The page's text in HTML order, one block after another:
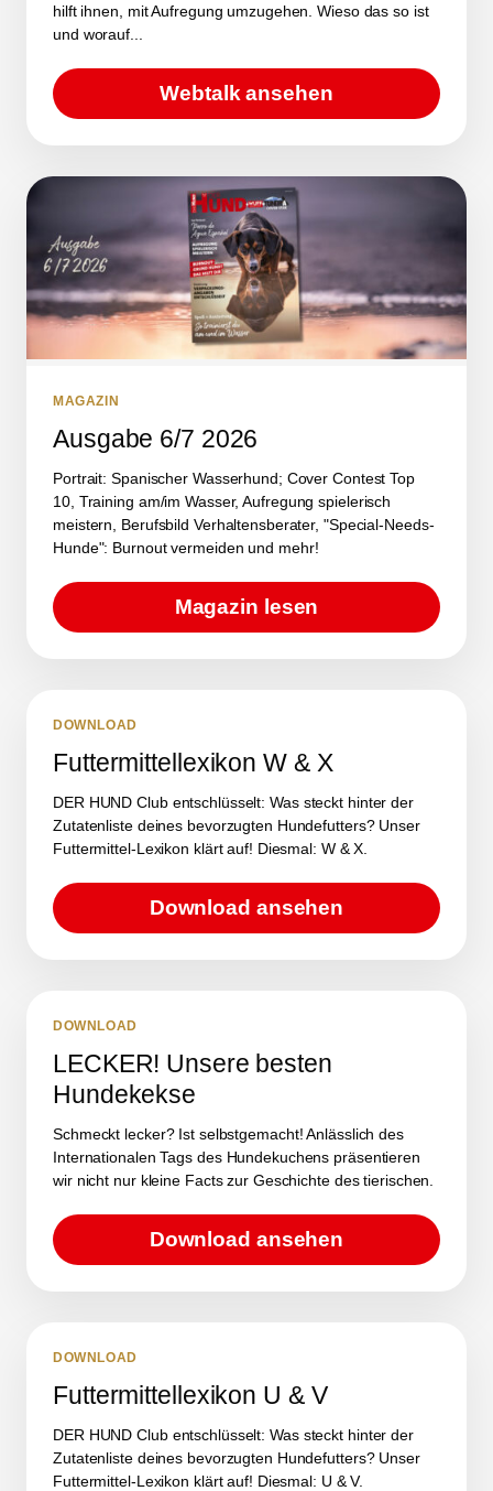
hilft ihnen, mit Aufregung umzugehen. Wieso das so ist
und worauf...
Webtalk ansehen
MAGAZIN
Ausgabe 6/7 2026
Portrait: Spanischer Wasserhund; Cover Contest Top
10, Training am/im Wasser, Aufregung spielerisch
meistern, Berufsbild Verhaltensberater, "Special-Needs-
Hunde": Burnout vermeiden und mehr!
Magazin lesen
DOWNLOAD
Futtermittellexikon W & X
DER HUND Club entschlüsselt: Was steckt hinter der
Zutatenliste deines bevorzugten Hundefutters? Unser
Futtermittel-Lexikon klärt auf! Diesmal: W & X.
Download ansehen
DOWNLOAD
LECKER! Unsere besten
Hundekekse
Schmeckt lecker? Ist selbstgemacht! Anlässlich des
Internationalen Tags des Hundekuchens präsentieren
wir nicht nur kleine Facts zur Geschichte des tierischen.
Download ansehen
DOWNLOAD
Futtermittellexikon U & V
DER HUND Club entschlüsselt: Was steckt hinter der
Zutatenliste deines bevorzugten Hundefutters? Unser
Futtermittel-Lexikon klärt auf! Diesmal: U & V.